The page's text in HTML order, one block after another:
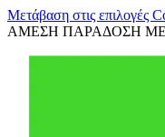
Μετάβαση στις επιλογές
ΑΜΕΣΗ ΠΑΡΑΔΟΣΗ ΜΕ